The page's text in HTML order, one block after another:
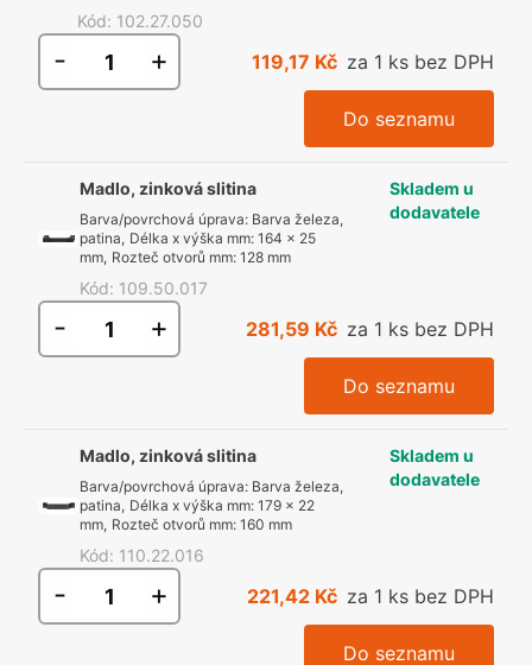
Kód: 102.27.050
- + 119,17 Kč za 1 ks bez DPH
Do seznamu
Madlo, zinková slitina
Barva/povrchová úprava: Barva železa,
patina, Délka x výška mm: 164 x 25
mm, Rozteč otvorů mm: 128 mm
Kód: 109.50.017
Skladem u
dodavatele
- + 281,59 Kč za 1 ks bez DPH
Do seznamu
Madlo, zinková slitina
Barva/povrchová úprava: Barva železa,
patina, Délka x výška mm: 179 x 22
mm, Rozteč otvorů mm: 160 mm
Kód: 110.22.016
Skladem u
dodavatele
- + 221,42 Kč za 1 ks bez DPH
Do seznamu